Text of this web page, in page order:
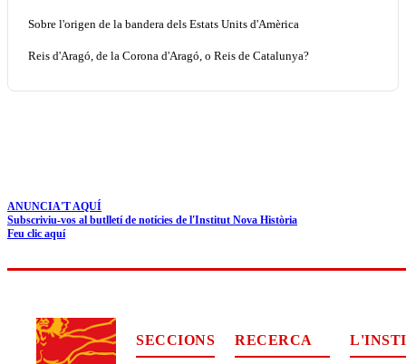
Sobre l'origen de la bandera dels Estats Units d'Amèrica
Reis d'Aragó, de la Corona d'Aragó, o Reis de Catalunya?
ANUNCIA'T AQUÍ
Subscriviu-vos al butlletí de notícies de l'Institut Nova Història
Feu clic aquí
SECCIONS RECERCA